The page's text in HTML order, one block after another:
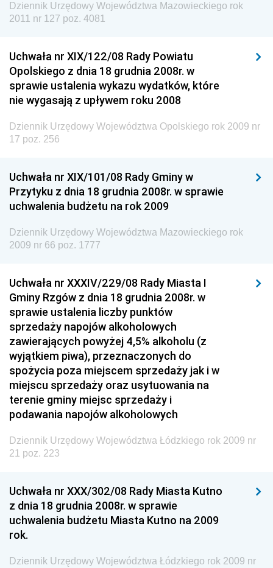
Polityki Regionalnej
Dziennik Urzędowy Ministra Rozwoju, Pracy i
Dziennik Urzędowy Ministra Kultury, Dziedzictwa
Narodowego i Sportu
Dziennik Urzędowy Ministra Rodziny i Polityki
Dziennik Urzędowy Komendy Głównej Straży
Drogowego
Dziennik Urzędowy Narodowego Banku Polskiego
Dziennik Urzędowy Ministra Pracy i Polityki
Dziennik Urzędowy Ministra Transportu, Budownictwa
i Gospodarki Morskiej
Dziennik Urzędowy Ministra Rozwoju i Technologii
Dziennik Urzędowy Ministra Spraw Zagranicznych
Dziennik Urzędowy Centralnego Biura
Antykorupcyjnego
Dziennik Urzędowy Agencji Bezpieczeństwa
Wewnętrznego
Rzeczypospolitej Polskiej
Dziennik Urzędowy Ministra Środowiska
Dziennik Urzędowy Ministra Administracji i Cyfryzacji
Dziennik Urzędowy Ministra Edukacji
Dziennik Urzędowy Ministra Nauki
Dziennik Urzędowy Województwa Mazowieckiego rok
2011 nr 127 poz. 4081
Uchwała nr XIX/122/08 Rady Powiatu
Opolskiego z dnia 18 grudnia 2008r. w
sprawie ustalenia wykazu wydatków, które
nie wygasają z upływem roku 2008
Dziennik Urzędowy Województwa Opolskiego rok 2009 nr
17 poz. 256
Uchwała nr XIX/101/08 Rady Gminy w
Przytyku z dnia 18 grudnia 2008r. w sprawie
uchwalenia budżetu na rok 2009
Dziennik Urzędowy Województwa Mazowieckiego rok
2009 nr 66 poz. 1777
Uchwała nr XXXIV/229/08 Rady Miasta I
Gminy Rzgów z dnia 18 grudnia 2008r. w
sprawie ustalenia liczby punktów
sprzedaży napojów alkoholowych
zawierających powyżej 4,5% alkoholu (z
wyjątkiem piwa), przeznaczonych do
spożycia poza miejscem sprzedaży jak i w
miejscu sprzedaży oraz usytuowania na
terenie gminy miejsc sprzedaży i
podawania napojów alkoholowych
Dziennik Urzędowy Województwa Łódzkiego rok 2009 nr
21 poz. 223
Uchwała nr XXX/302/08 Rady Miasta Kutno
z dnia 18 grudnia 2008r. w sprawie
uchwalenia budżetu Miasta Kutno na 2009
rok.
Dziennik Urzędowy Województwa Łódzkiego rok 2009 nr